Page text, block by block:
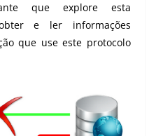
que explore esta
e ler informações
que use este protocolo